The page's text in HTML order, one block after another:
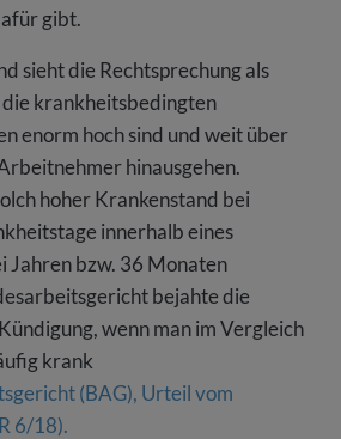
gibt.
sieht die Rechtsprechung als
die krankheitsbedingten
enorm hoch sind und weit über
hinausgehen.
hoher Krankenstand bei
innerhalb eines
Jahren bzw. 36 Monaten
bejahte die
wenn man im Vergleich
krank
(BAG), Urteil vom
6/18).